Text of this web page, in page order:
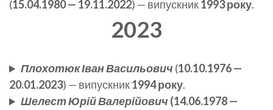
(15.04.1980 — 19.11.2022) — випускник1993 року.
2023
Плохотюк Іван Васильович (10.10.1976 —
20.01.2023) — випускник1994 року.
Шелест Юрій Валерійович (14.06.1978 —